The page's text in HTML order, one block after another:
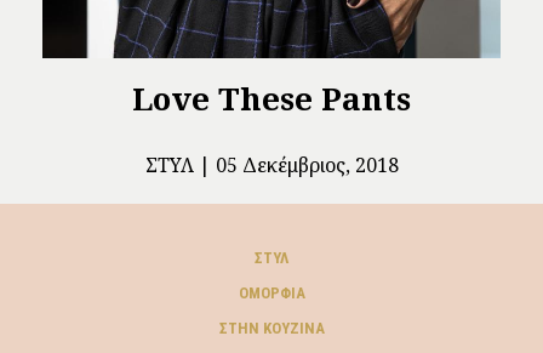
Love These Pants
ΣΤΥΛ 05 Δεκέμβριος, 2018
ΣΤΥΛ
ΟΜΟΡΦΙΆ
ΣΤΗΝ ΚΟΥΖΊΝΑ